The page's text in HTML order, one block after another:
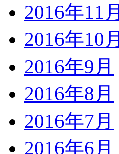
2016年11月
2016年10月
2016年9月
2016年8月
2016年7月
2016年6月